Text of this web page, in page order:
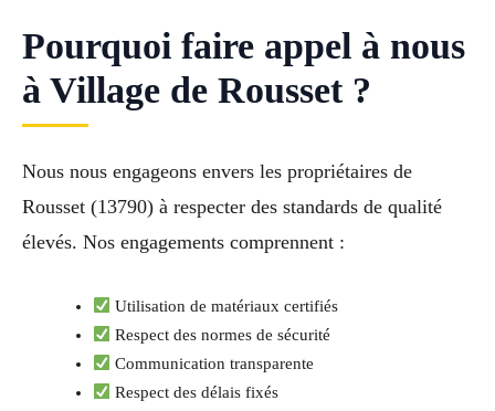
Pourquoi faire appel à nous
à Village de Rousset ?
Nous nous engageons envers les propriétaires de
Rousset (13790) à respecter des standards de qualité
élevés. Nos engagements comprennent :
Utilisation de matériaux certifiés
Respect des normes de sécurité
Communication transparente
Respect des délais fixés